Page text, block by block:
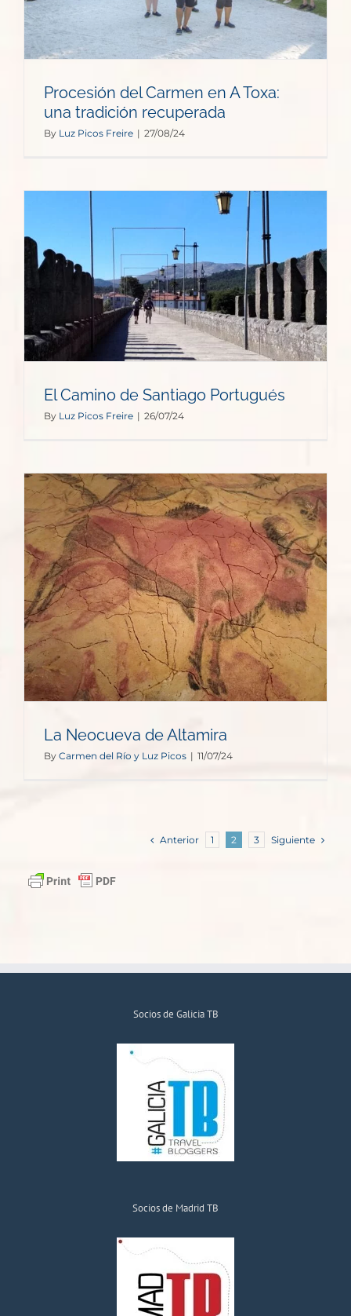
Procesión del Carmen en A Toxa:
una tradición recuperada
By Luz Picos Freire | 27/08/24
El Camino de Santiago Portugués
By Luz Picos Freire | 26/07/24
La Neocueva de Altamira
By Carmen del Río y Luz Picos | 11/07/24
Anterior 1 2 3 Siguiente
Socios de Galicia TB
Socios de Madrid TB